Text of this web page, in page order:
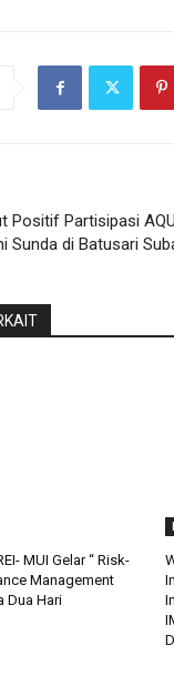
Positif Partisipasi
Sunda di Batusari
MUI Gelar “ Risk-
Management
Dua Hari